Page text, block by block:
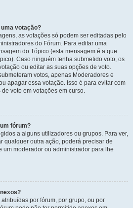
votação?
as votações só podem ser editadas pelo
do Fórum. Para editar uma
do Tópico (esta mensagem é a que
Caso ninguém tenha submetido voto, os
ou editar as suas opções de voto.
votos, apenas Moderadores e
apagar essa votação. Isso é para evitar com
voto em votações em curso.
fórum?
a alguns utilizadores ou grupos. Para ver,
qualquer outra ação, poderá precisar de
um moderador ou administrador para lhe
por fórum, por grupo, ou por